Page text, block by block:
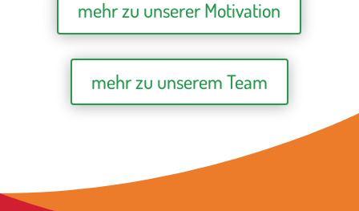
mehr zu unserer Motivation
mehr zu unserem Team